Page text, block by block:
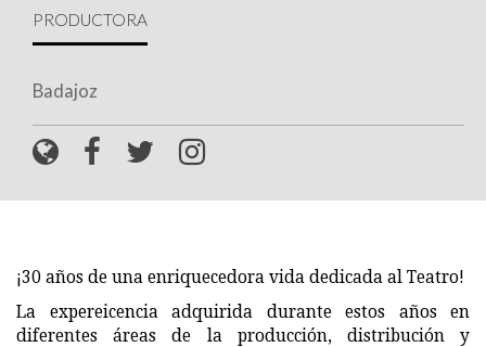
PRODUCTORA
Badajoz
¡30 años de una enriquecedora vida dedicada al Teatro!
La expereicencia adquirida durante estos años en
diferentes áreas de la producción, distribución y